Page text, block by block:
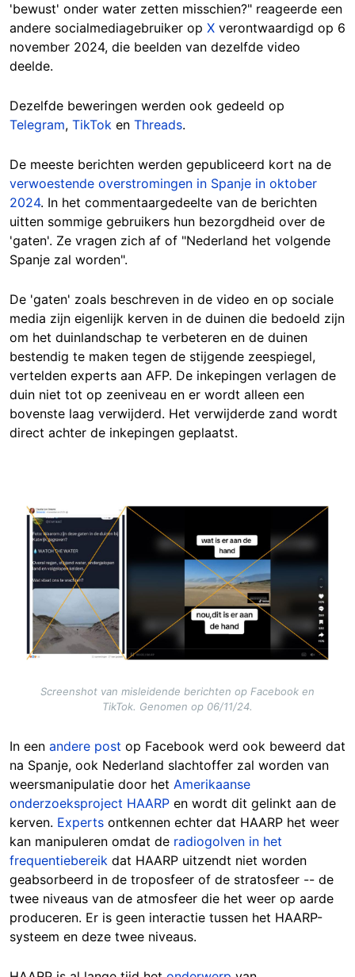
'bewust' onder water zetten misschien?" reageerde een
andere socialmediagebruiker op X verontwaardigd op 6
november 2024, die beelden van dezelfde video
deelde.
Dezelfde beweringen werden ook gedeeld op
Telegram, TikTok en Threads.
De meeste berichten werden gepubliceerd kort na de
verwoestende overstromingen in Spanje in oktober
2024. In het commentaargedeelte van de berichten
uitten sommige gebruikers hun bezorgdheid over de
'gaten'. Ze vragen zich af of "Nederland het volgende
Spanje zal worden".
De 'gaten' zoals beschreven in de video en op sociale
media zijn eigenlijk kerven in de duinen die bedoeld zijn
om het duinlandschap te verbeteren en de duinen
bestendig te maken tegen de stijgende zeespiegel,
vertelden experts aan AFP. De inkepingen verlagen de
duin niet tot op zeeniveau en er wordt alleen een
bovenste laag verwijderd. Het verwijderde zand wordt
direct achter de inkepingen geplaatst.
Image
Screenshot van misleidende berichten op Facebook en
TikTok. Genomen op 06/11/24.
In een andere post op Facebook werd ook beweerd dat
na Spanje, ook Nederland slachtoffer zal worden van
weersmanipulatie door het Amerikaanse
onderzoeksproject HAARP en wordt dit gelinkt aan de
kerven. Experts ontkennen echter dat HAARP het weer
kan manipuleren omdat de radiogolven in het
frequentiebereik dat HAARP uitzendt niet worden
geabsorbeerd in de troposfeer of de stratosfeer -- de
twee niveaus van de atmosfeer die het weer op aarde
produceren. Er is geen interactie tussen het HAARP-
systeem en deze twee niveaus.